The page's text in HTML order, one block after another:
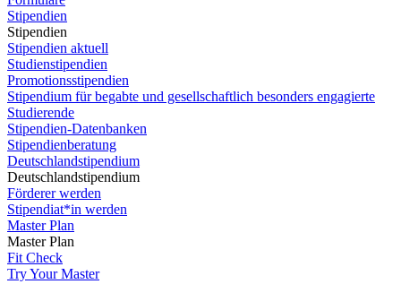
Stipendien
Stipendien
Stipendien aktuell
Studienstipendien
Promotionsstipendien
Stipendium für begabte und gesellschaftlich besonders engagierte
Studierende
Stipendien-Datenbanken
Stipendienberatung
Deutschlandstipendium
Deutschlandstipendium
Förderer werden
Stipendiat*in werden
Master Plan
Master Plan
Fit Check
Try Your Master